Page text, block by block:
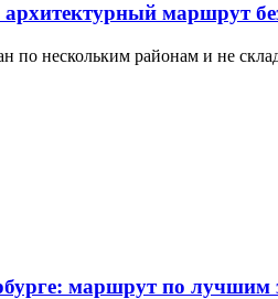
архитектурный маршрут
по нескольким районам и не
маршрут по лучшим